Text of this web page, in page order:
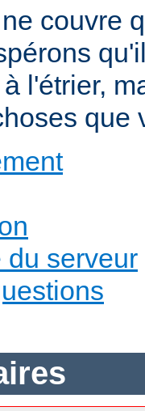
couvre
l'étrier,
que
du serveur